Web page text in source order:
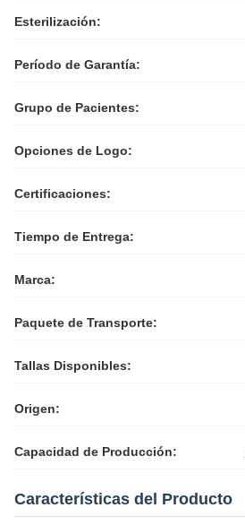
Esterilización:
Período de Garantía:
Grupo de Pacientes:
Opciones de Logo:
Certificaciones:
Tiempo de Entrega:
Marca:
Paquete de Transporte:
Tallas Disponibles:
Origen:
Capacidad de Producción:
Características del Producto